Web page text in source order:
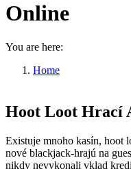
Online
You are here:
Home
Hoot Loot Hrací
Existuje mnoho kasín, hoot
nové blackjack-hrajú na
nikdy nevykonali vklad